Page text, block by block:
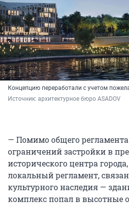
Концепцию переработали с учетом
Источник: архитектурное бюро ASADOV
— Помимо общего
ограничений застройки в
исторического центра
локальный регламент,
культурного наследия —
комплекс попал в высотные